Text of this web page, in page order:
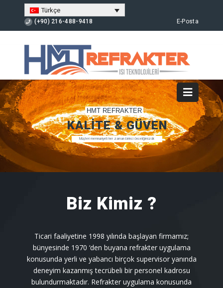
Türkçe
(+90) 216-488-9418 E-Posta
Biz Kimiz ?
Ticari faaliyetine 1998 yılında başlayan firmamız;
bünyesinde 1970 ‘den buyana refrakter uygulama
konusunda yerli ve yabancı birçok supervisor yanında
deneyim kazanmış tecrübeli bir personel kadrosu
bulundurmaktadır. Refrakter uygulama konusunda